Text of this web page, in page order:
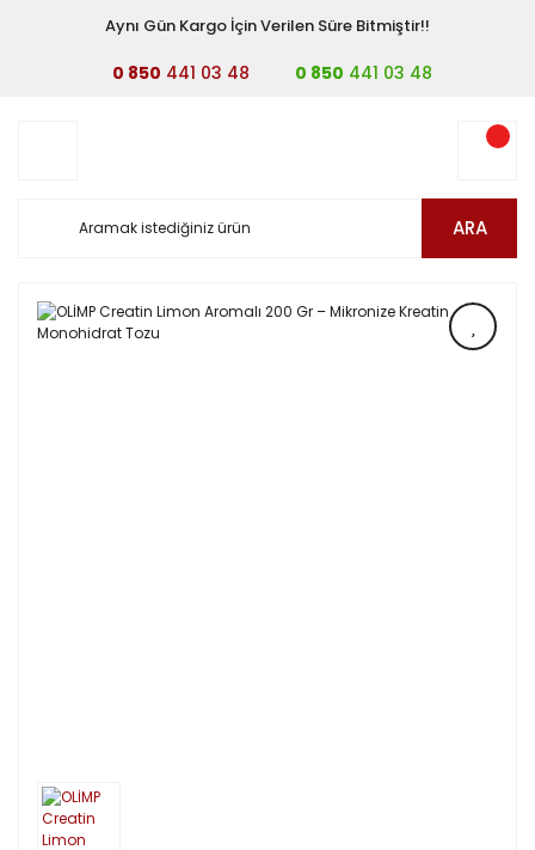
Aynı Gün Kargo İçin Verilen Süre Bitmiştir!!
0 850 441 03 48 0 850 441 03 48
ARA